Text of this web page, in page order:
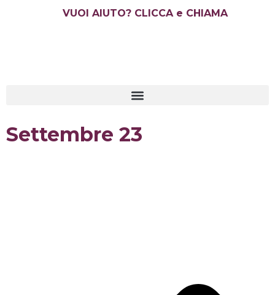
VUOI AIUTO? CLICCA e CHIAMA
Settembre 23